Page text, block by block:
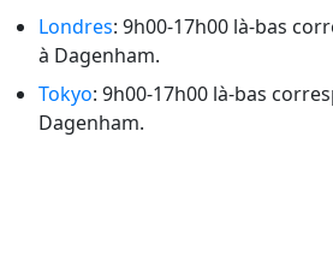
Londres: 9h00-17h00 là-bas
à Dagenham.
Tokyo: 9h00-17h00 là-bas
Dagenham.